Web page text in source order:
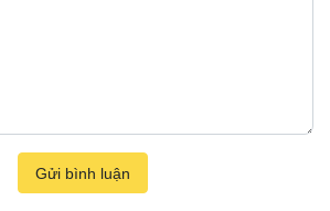
Gửi bình luận